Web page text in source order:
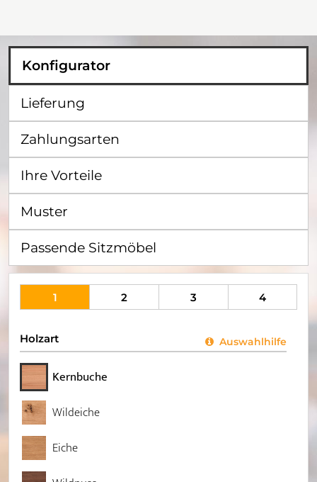
Konfigurator
Lieferung
Zahlungsarten
Ihre Vorteile
Muster
Passende Sitzmöbel
1 2 3 4
Holzart Auswahlhilfe
Kernbuche
Wildeiche
Eiche